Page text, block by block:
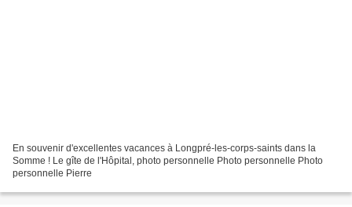
En souvenir d'excellentes vacances à Longpré-les-corps-saints dans la
Somme ! Le gîte de l'Hôpital, photo personnelle Photo personnelle Photo
personnelle Pierre